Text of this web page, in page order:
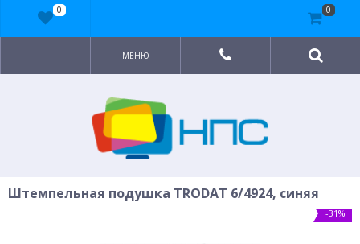
МЕНЮ
Штемпельная подушка TRODAT 6/4924, синяя
-31%
0 0